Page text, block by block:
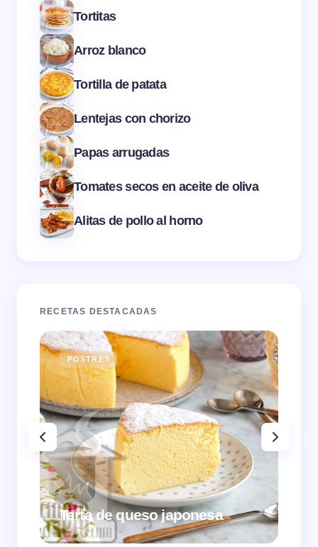
Tortitas
Arroz blanco
Tortilla de patata
Lentejas con chorizo
Papas arrugadas
Tomates secos en aceite de oliva
Alitas de pollo al horno
RECETAS DESTACADAS
POSTRES
Tarta de queso japonesa